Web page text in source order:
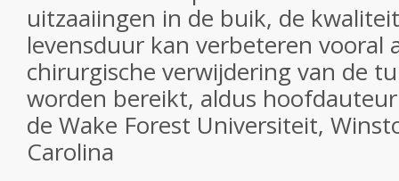
uitzaaiingen in de buik, de
levensduur kan verbeteren vooral
chirurgische verwijdering van de
worden bereikt, aldus
de Wake Forest Universiteit,
Carolina